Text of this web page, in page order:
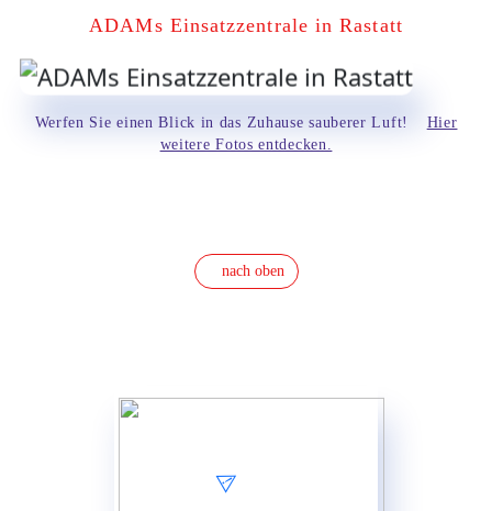
Powered byUsercentrics Consent
ADAMs Einsatzzentrale in Rastatt
Werfen Sie einen Blick in das Zuhause sauberer Luft!
Hier
weitere Fotos entdecken.
nach oben